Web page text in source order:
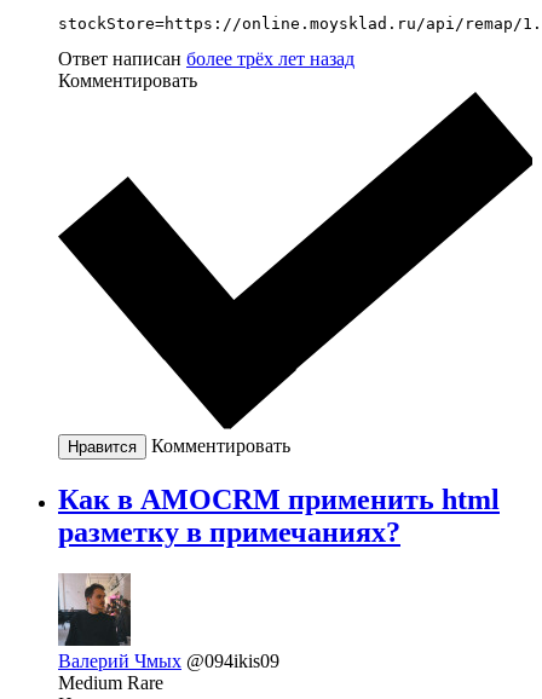
stockStore=https://online.moysklad.ru/api/
Ответ написан более трёх лет назад
Комментировать
Нравится Комментировать
Как в АМОCRM применить html
разметку в примечаниях?
Валерий Чмых @094ikis09
Medium Rare